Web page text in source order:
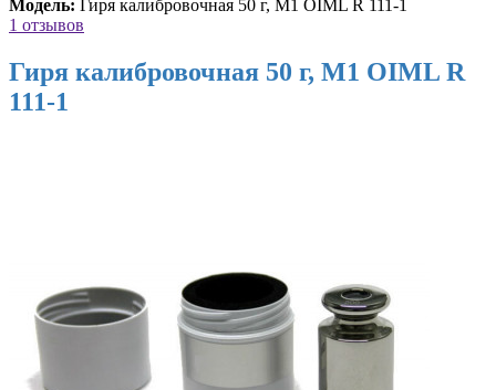
Модель: Гиря калибровочная 50 г, М1 OIML R 111-1
1 отзывов
Гиря калибровочная 50 г, М1 OIML R
111-1